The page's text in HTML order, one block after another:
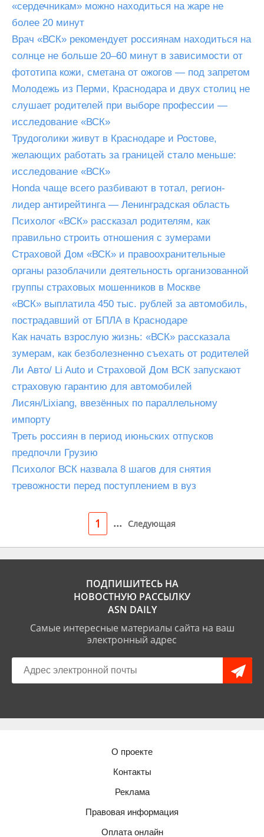
«сердечникам» можно находиться на жаре не
более 20 минут
Врач «ВСК» рекомендует россиянам находиться на
солнце не больше 20–60 минут в зависимости от
фототипа кожи, сметана от ожогов — под запретом
Молодежь из Перми, Краснодара и двух столиц не
слушает родителей при выборе профессии —
исследование «ВСК»
Трудоголики живут в Краснодаре и Ростове,
желающих работать за границей стало меньше:
исследование «ВСК»
Honda чаще всего разбивают в тотал, регион-
лидер антирейтинга — Ленинградская область
Психолог «ВСК» рассказал родителям, как
правильно строить отношения с зумерами
Страховой Дом «ВСК» и правоохранительные
органы разоблачили деятельность организованной
группы страховых мошенников в Москве
«ВСК» выплатила 450 тыс. рублей за автомобиль,
пострадавший от БПЛА в Краснодаре
Как начать взрослую жизнь: «ВСК» рассказала
зумерам, как безболезненно съехать от родителей
Ли Авто/ Li Auto и Страховой Дом ВСК запускают
страховую гарантию для автомобилей
Лисян/Lixiang, ввезённых по параллельному
импорту
Треть россиян в период июньских отпусков
предпочли Грузию
Психолог ВСК назвала 8 шагов для снятия
тревожности перед поступлением в вуз
1 ... Следующая
ПОДПИШИТЕСЬ НА
НОВОСТНУЮ РАССЫЛКУ
ASN DAILY
Самые интересные материалы сайта на ваш
электронный адрес
О проекте
Контакты
Реклама
Правовая информация
Оплата онлайн